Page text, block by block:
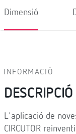
Dimensió
INFORMACIÓ
DESCRIPCIÓ
L'aplicació de
CIRCUTOR